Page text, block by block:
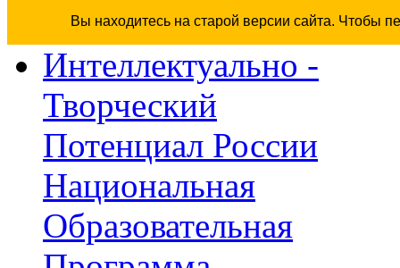
Вы находитесь на старой версии сайта. Чтобы
Интеллектуально -
Творческий
Потенциал России
Национальная
Образовательная